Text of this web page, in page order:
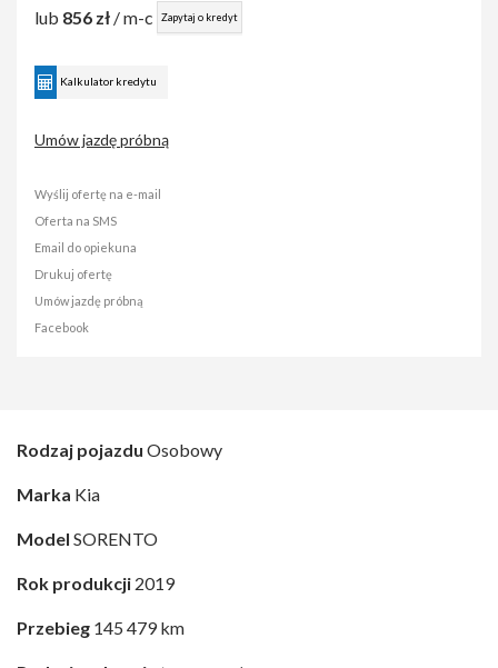
lub 856 zł / m-c Zapytaj o kredyt
Kalkulator kredytu
Umów jazdę próbną
Wyślij ofertę na e-mail
Oferta na SMS
Email do opiekuna
Drukuj ofertę
Umów jazdę próbną
Facebook
Rodzaj pojazdu Osobowy
Marka Kia
Model SORENTO
Rok produkcji 2019
Przebieg 145 479 km